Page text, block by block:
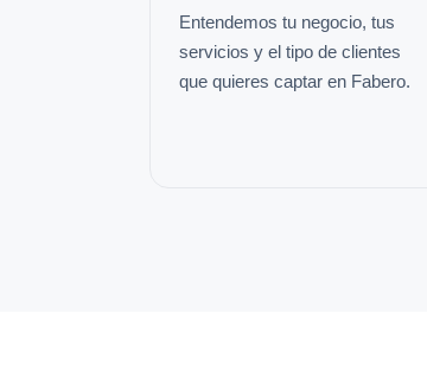
Entendemos tu negocio, tus
servicios y el tipo de clientes
que quieres captar en Fabero.